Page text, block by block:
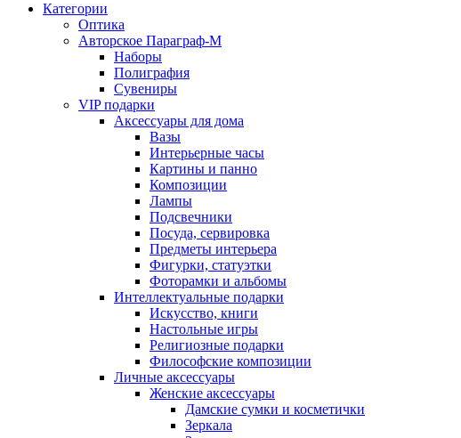
Категории
Оптика
Авторское Параграф-М
Наборы
Полиграфия
Сувениры
VIP подарки
Аксессуары для дома
Вазы
Интерьерные часы
Картины и панно
Композиции
Лампы
Подсвечники
Посуда, сервировка
Предметы интерьера
Фигурки, статуэтки
Фоторамки и альбомы
Интеллектуальные подарки
Искусство, книги
Настольные игры
Религиозные подарки
Философские композиции
Личные аксессуары
Женские аксессуары
Дамские сумки и косметички
Зеркала